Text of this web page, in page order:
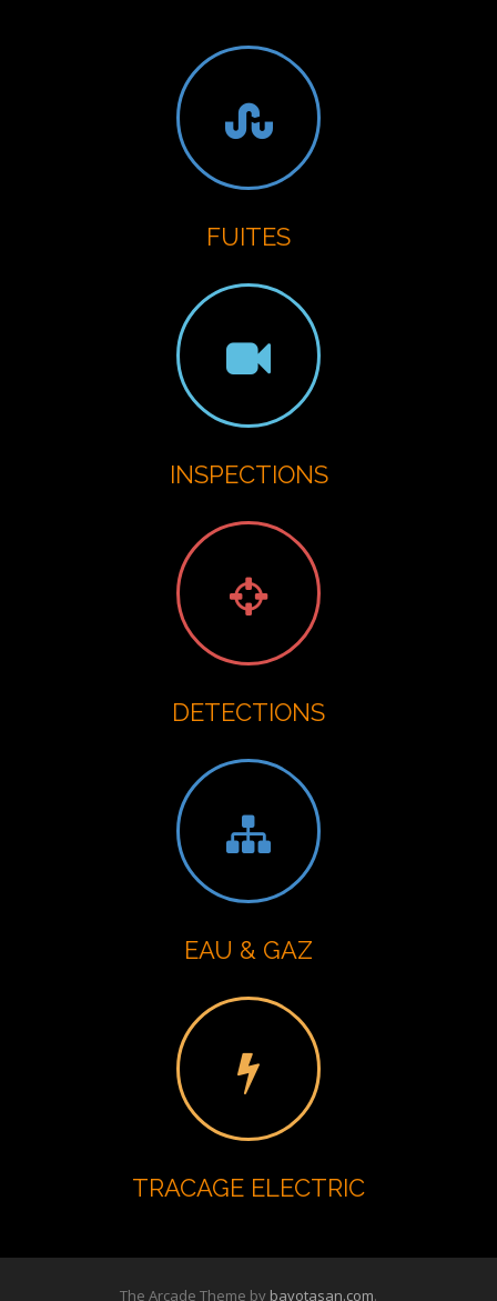
FUITES
INSPECTIONS
DETECTIONS
EAU & GAZ
TRACAGE ELECTRIC
The Arcade Theme by bavotasan.com.